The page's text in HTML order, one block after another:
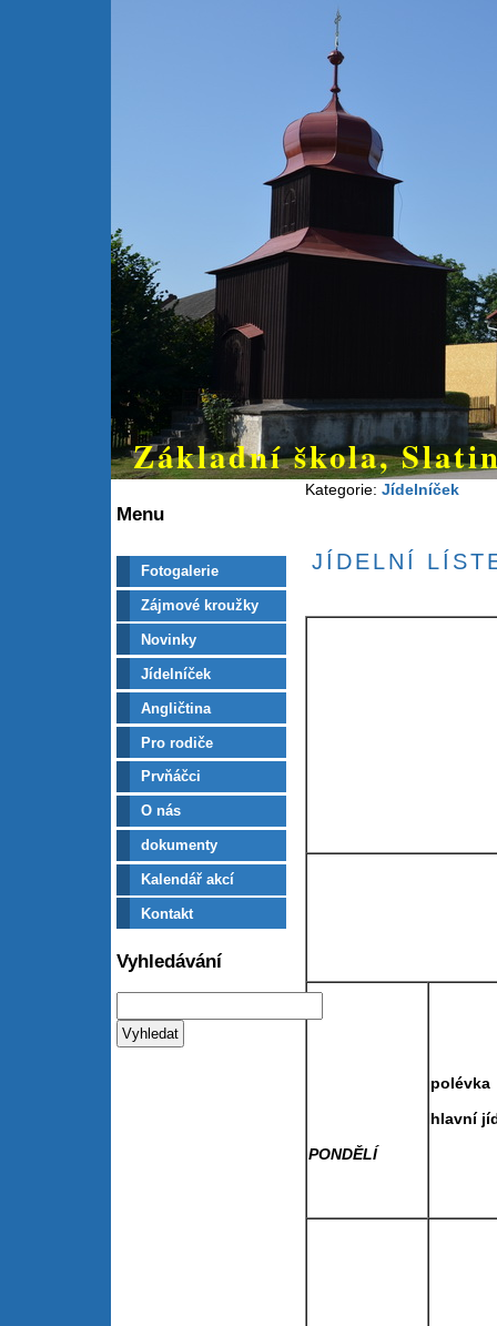
Základní škola,
Menu
Fotogalerie
Zájmové kroužky
Novinky
Jídelníček
Angličtina
Pro rodiče
Prvňáčci
O nás
dokumenty
Kalendář akcí
Kontakt
Vyhledávání
Kategorie: Jídelníček
JÍDELNÍ
PONDĚLÍ